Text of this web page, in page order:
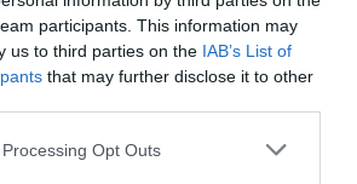
participants. This information may
us to third parties on the IAB’s List of
that may further disclose it to other
website/app uses one or more Google
Opt Outs
príspevok na Instagrame